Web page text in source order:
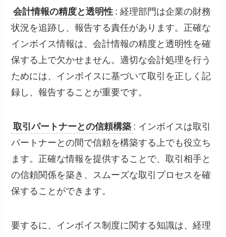
会計情報の精度と透明性 : 経理部門は企業の財務
状況を追跡し、報告する責任があります。正確な
インボイス情報は、会計情報の精度と透明性を確
保する上で欠かせません。適切な会計処理を行う
ためには、インボイスに基づいて取引を正しく記
録し、報告することが重要です。
取引パートナーとの信頼構築 : インボイスは取引
パートナーとの間で信頼を構築する上でも役立ち
ます。正確な情報を提供することで、取引相手と
の信頼関係を築き、スムーズな取引プロセスを確
保することができます。
要するに、インボイス制度に関する知識は、経理